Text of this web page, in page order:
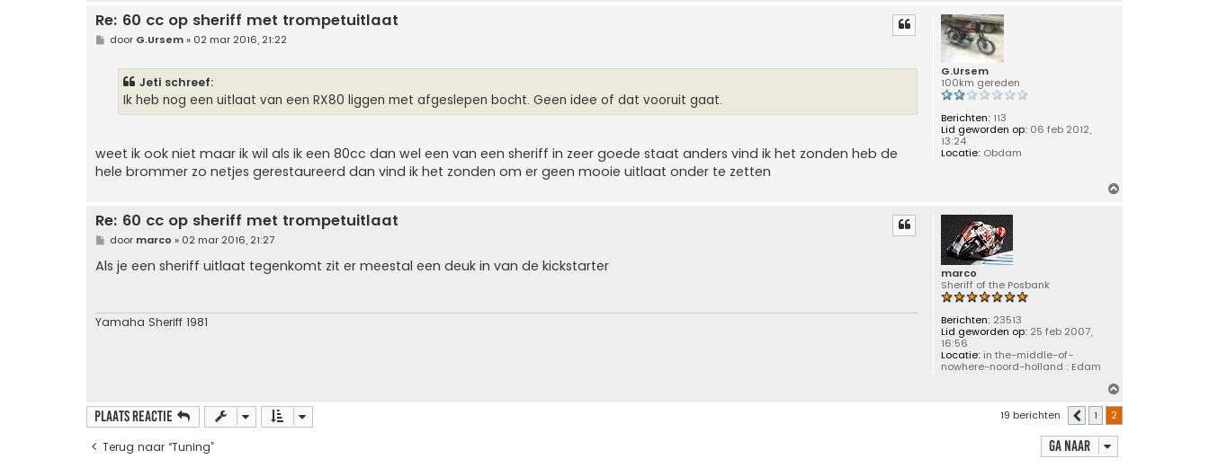
G.Ursem
100km gereden
Berichten: 113
Lid geworden op: 06 feb 2012,
13:24
Locatie: Obdam
Re: 60 cc op sheriff met trompetuitlaat
Bdoor G.Ursem» 02 mar 2016, 21:22
Jeti schreef:
Ik heb nog een uitlaat van een RX80 liggen met afgeslepen bocht. Geen idee of dat vooruit gaat.
weet ik ook niet maar ik wil als ik een 80cc dan wel een van een sheriff in zeer goede staat anders vind ik het zonden heb de
hele brommer zo netjes gerestaureerd dan vind ik het zonden om er geen mooie uitlaat onder te zetten
marco
Sheriff of the Posbank
Berichten: 23513
Lid geworden op: 25 feb 2007,
16:56
Locatie: in the-middle-of-
nowhere-noord-holland : Edam
Re: 60 cc op sheriff met trompetuitlaat
B
r
i
t
door marco » 02 mar 2016, 21:27
Als je een sheriff uitlaat tegenkomt zit er meestal een deuk in van de kickstarter
Yamaha Sheriff 1981
m
Plaats reactie 19 berichten Vorige
1 2
Terug naar “Tuning” Ga naar